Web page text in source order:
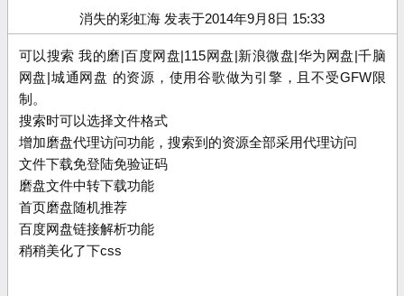
消失的彩虹海 发表于2014年9月8日 15:33
可以搜索 我的磨|百度网盘|115网盘|新浪微盘|华为网盘|千脑
网盘|城通网盘 的资源，使用谷歌做为引擎，且不受GFW限
制。
搜索时可以选择文件格式
增加磨盘代理访问功能，搜索到的资源全部采用代理访问
文件下载免登陆免验证码
磨盘文件中转下载功能
首页磨盘随机推荐
百度网盘链接解析功能
稍稍美化了下css